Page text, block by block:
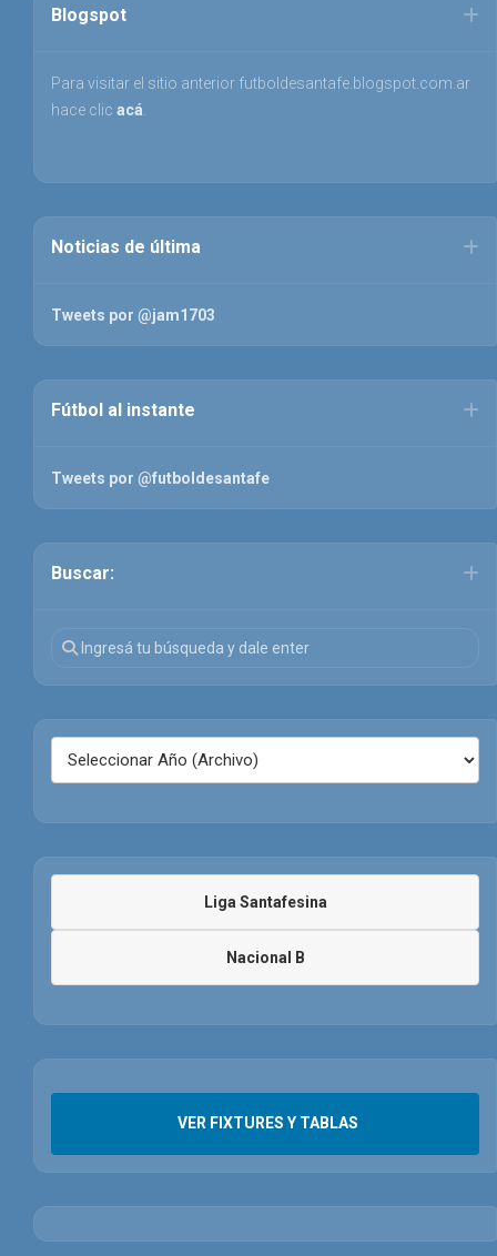
Blogspot
Para visitar el sitio anterior futboldesantafe.blogspot.com.ar
hace clic acá.
Noticias de última
Tweets por @jam1703
Fútbol al instante
Tweets por @futboldesantafe
Buscar:
Liga Santafesina
Nacional B
VER FIXTURES Y TABLAS